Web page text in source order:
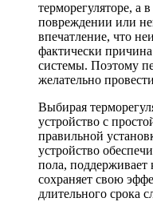
терморегуляторе, а
повреждении или
впечатление, что
фактически
системы. Поэтому
желательно
Выбирая
устройство с
правильной
устройство
пола,
сохраняет свою
длительного срока